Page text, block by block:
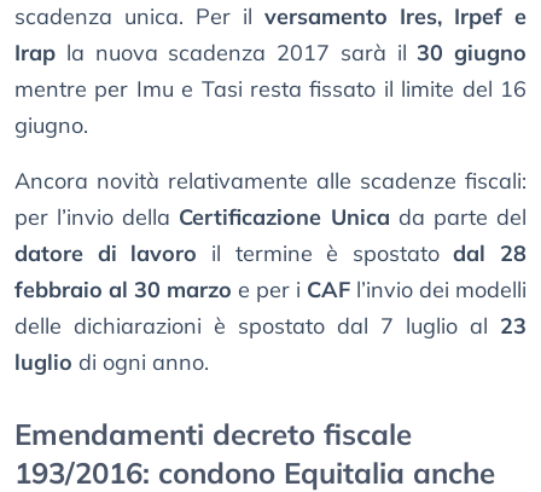
scadenza unica. Per il versamento Ires, Irpef e
Irap la nuova scadenza 2017 sarà il30 giugno
mentre per Imu e Tasi resta fissato il limite del 16
giugno.
Ancora novità relativamente alle scadenze fiscali:
per l’invio della Certificazione Unica da parte del
datore di lavoro il termine è spostatodal 28
febbraio al 30 marzo e per i CAF l’invio dei modelli
delle dichiarazioni è spostato dal 7 luglio al 23
luglio di ogni anno.
Emendamenti decreto fiscale
193/2016: condono Equitalia anche